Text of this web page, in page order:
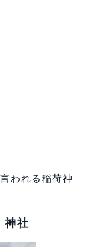
われる稲荷神
神社